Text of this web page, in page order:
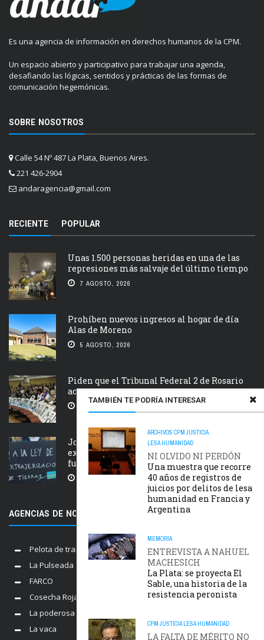
TAMBIÉN TE PODRÍA INTERESAR
ARCHIVOS CPM JUSTICIA
LESA HUMANIDAD
NI OLVIDO NI PERDÓN
Una muestra que recorre
40 años de registros de
juicios por delitos de lesa
humanidad en Francia y
Argentina
MEMORIA
ENTREVISTA A NAHUEL
MACHESICH
La Plata: se proyecta El
Sable, una historia de la
resistencia peronista
CPM JUSTICIA LESA HUMANIDAD
LA FALTA DE MÉRITO NO
Es una agencia de información en derechos humanos de la CPM.
Un espacio abierto y participativo para trabajar una agenda,
desafiando las lógicas, sentidos y prácticas de las formas de
comunicación hegemónicas.
SOBRE NOSOTROS
Calle 54 Nº 487 La Plata, Buenos Aires.
221 426-2904
andaragencia@gmail.com
RECIENTE POPULAR
Unas 1.500 personas heridas en una de las
represiones más salvaje del último tiempo
7 AGOSTO, 2026
Prohíben nuevos ingresos al hogar de día
Alas de Moreno
5 AGOSTO, 2026
Piden que el Tribunal Federal 2 de Rosario
acelere el juicio Saint Amant IV
Jornada nacional en rechazo a la
extranjerización de tierras, manejo del
fuego y desalojos
AGENCIAS DE NOTICIAS AMIGAS
Pelota de trapo
La Pulseada
FARCO
Cosecha Roja
La poderosa
La vaca